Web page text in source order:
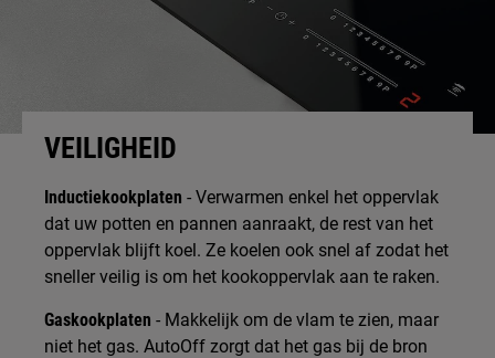
VEILIGHEID
Inductiekookplaten - Verwarmen enkel het oppervlak
dat uw potten en pannen aanraakt, de rest van het
oppervlak blijft koel. Ze koelen ook snel af zodat het
sneller veilig is om het kookoppervlak aan te raken.
Gaskookplaten - Makkelijk om de vlam te zien, maar
niet het gas. AutoOff zorgt dat het gas bij de bron